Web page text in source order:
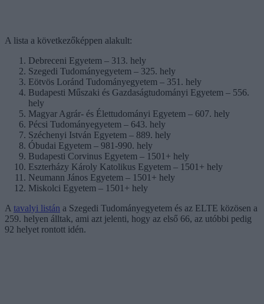
A lista a következőképpen alakult:
Debreceni Egyetem – 313. hely
Szegedi Tudományegyetem – 325. hely
Eötvös Loránd Tudományegyetem – 351. hely
Budapesti Műszaki és Gazdaságtudományi Egyetem – 556.
hely
Magyar Agrár- és Élettudományi Egyetem – 607. hely
Pécsi Tudományegyetem – 643. hely
Széchenyi István Egyetem – 889. hely
Óbudai Egyetem – 981-990. hely
Budapesti Corvinus Egyetem – 1501+ hely
Eszterházy Károly Katolikus Egyetem – 1501+ hely
Neumann János Egyetem – 1501+ hely
Miskolci Egyetem – 1501+ hely
A tavalyi listán a Szegedi Tudományegyetem és az ELTE közösen a
259. helyen álltak, ami azt jelenti, hogy az első 66, az utóbbi pedig
92 helyet rontott idén.